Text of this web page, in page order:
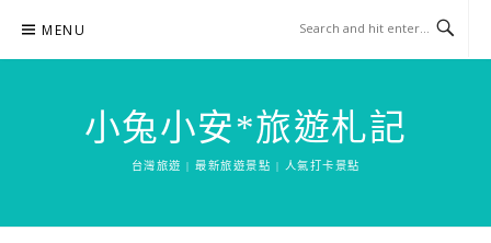
content
MENU
小兔小安*旅遊札記
台灣旅遊 | 最新旅遊景點 | 人氣打卡景點